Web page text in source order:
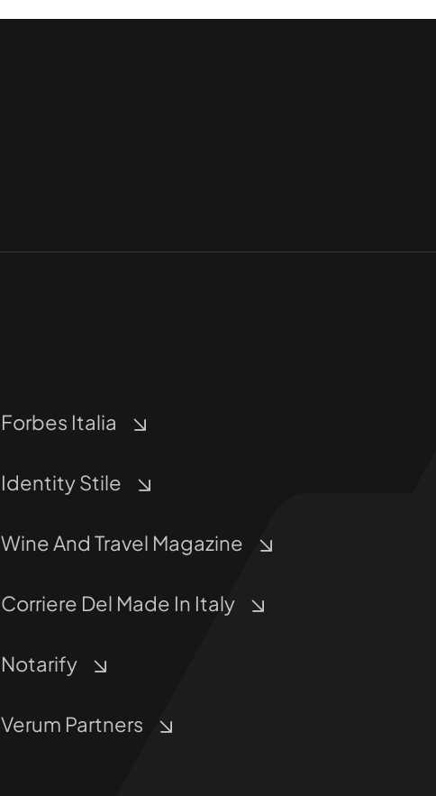
Forbes Italia
Identity Stile
Wine And Travel Magazine
Corriere Del Made In Italy
Notarify
Verum Partners